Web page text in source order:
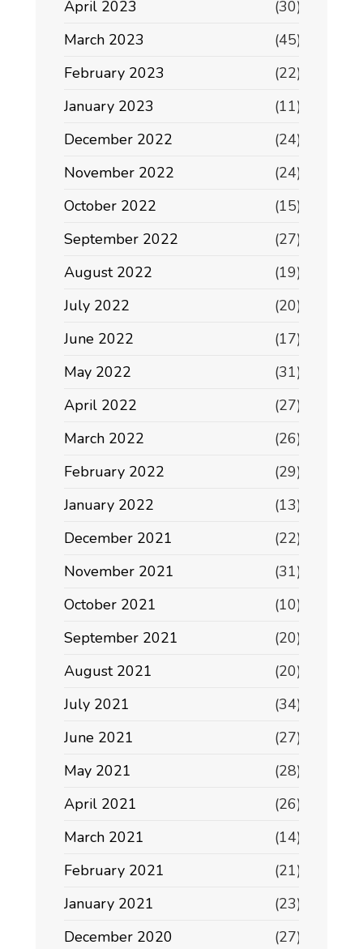
April 2023
(30)
March 2023
(45)
February 2023
(22)
January 2023
(11)
December 2022
(24)
November 2022
(24)
October 2022
(15)
September 2022
(27)
August 2022
(19)
July 2022
(20)
June 2022
(17)
May 2022
(31)
April 2022
(27)
March 2022
(26)
February 2022
(29)
January 2022
(13)
December 2021
(22)
November 2021
(31)
October 2021
(10)
September 2021
(20)
August 2021
(20)
July 2021
(34)
June 2021
(27)
May 2021
(28)
April 2021
(26)
March 2021
(14)
February 2021
(21)
January 2021
(23)
December 2020
(27)